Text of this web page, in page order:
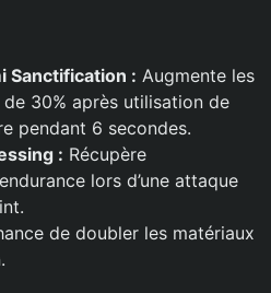
Sanctification : Augmente les
30% après utilisation de
pendant 6 secondes.
: Récupère
lors d’une attaque
de doubler les matériaux